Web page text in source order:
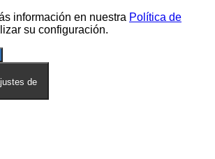
información en nuestra Política de
su configuración.
de